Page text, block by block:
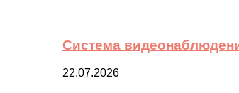
Система
22.07.2026